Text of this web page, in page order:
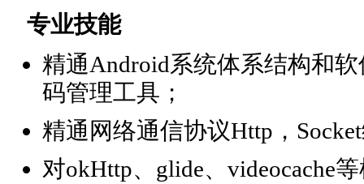
专业技能
精通Android系统体系结构和
码管理工具；
精通网络通信协议Http，
对okHttp、glide、videocache